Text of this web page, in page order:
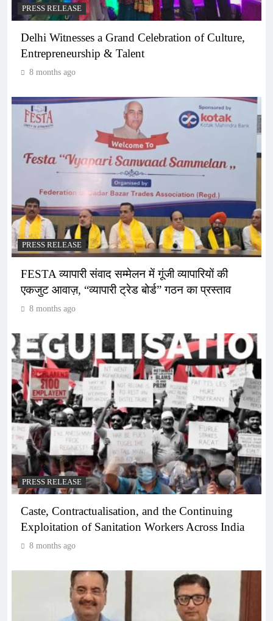
PRESS RELEASE
Delhi Witnesses a Grand Celebration of Culture,
Entrepreneurship & Talent
8 months ago
PRESS RELEASE
FESTA व्यापारी संवाद सम्मेलन में गूंजी व्यापारियों की
एकजुट आवाज़, “व्यापारी ट्रेड बोर्ड” गठन का प्रस्ताव
8 months ago
PRESS RELEASE
Caste, Contractualisation, and the Continuing
Exploitation of Sanitation Workers Across India
8 months ago